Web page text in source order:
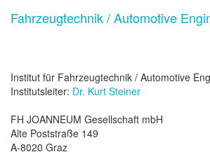
Fahrzeugtechnik / Automotive
Institut für Fahrzeugtechnik / Automotive
Institutsleiter: Dr. Kurt Steiner
FH JOANNEUM Gesellschaft mbH
Alte Poststraße 149
A-8020 Graz